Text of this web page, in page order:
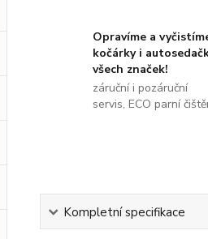
Opravíme a
kočárky i
všech značek!
záruční i pozáruční
servis, ECO parní
Kompletní specifikace